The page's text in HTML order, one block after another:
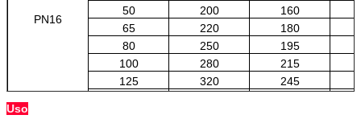
PN16
50
200 160
65
220 180
80
250 195
100
280 215
125
320 245
Uso